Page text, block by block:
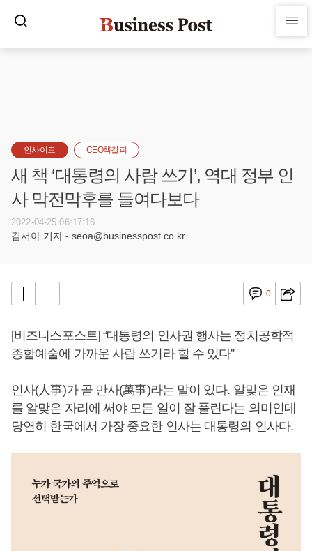
인사이트 CEO책갈피
새 책 ‘대통령의 사람 쓰기’, 역대 정부 인
사 막전막후를 들여다보다
2022-04-25 06:17:16
김서아 기자 - seoa@businesspost.co.kr
0
[비즈니스포스트] “대통령의 인사권 행사는 정치공학적
종합예술에 가까운 사람 쓰기라 할 수 있다”
인사(人事)가 곧 만사(萬事)라는 말이 있다. 알맞은 인재
를 알맞은 자리에 써야 모든 일이 잘 풀린다는 의미인데
당연히 한국에서 가장 중요한 인사는 대통령의 인사다.